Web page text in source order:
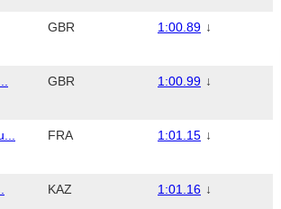
GBR 1:00.89 ↓
GBR 1:00.99 ↓
FRA 1:01.15 ↓
KAZ 1:01.16 ↓